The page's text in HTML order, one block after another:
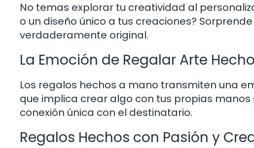
No temas explorar tu creatividad al
o un diseño único a tus creaciones?
verdaderamente original.
La Emoción de Regalar Arte
Los regalos hechos a mano transmiten una
que implica crear algo con tus propias
conexión única con el destinatario.
Regalos Hechos con Pasión y